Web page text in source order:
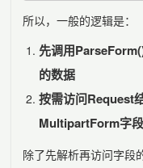
所以，一般的逻辑是：
先调用
的数据
按需访问Request
MultipartForm字段
除了先解析再访问字段